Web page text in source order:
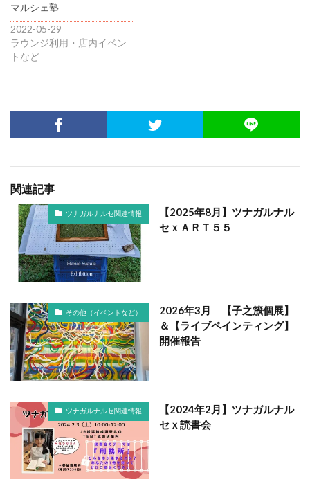
マルシェ塾
2022-05-29
ラウンジ利用・店内イベン
トなど
関連記事
ツナガルナルセ関連情報
【2025年8月】ツナガルナル
セｘＡＲＴ５５
その他（イベントなど）
2026年3月 【子之籏個展】
＆【ライブペインティング】
開催報告
ツナガルナルセ関連情報
【2024年2月】ツナガルナル
セｘ読書会